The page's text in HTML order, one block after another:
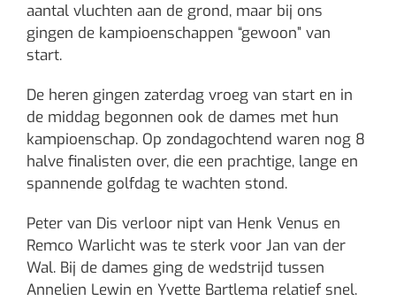
aantal vluchten aan de grond, maar bij ons
gingen de kampioenschappen “gewoon” van
start.
De heren gingen zaterdag vroeg van start en in
de middag begonnen ook de dames met hun
kampioenschap. Op zondagochtend waren nog 8
halve finalisten over, die een prachtige, lange en
spannende golfdag te wachten stond.
Peter van Dis verloor nipt van Henk Venus en
Remco Warlicht was te sterk voor Jan van der
Wal. Bij de dames ging de wedstrijd tussen
Annelien Lewin en Yvette Bartlema relatief snel.